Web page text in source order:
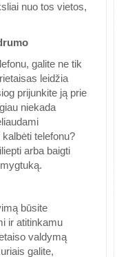
nuo tos vietos,
galite ne tik
leidžia
prijunkite ją prie
niekada
telefonu?
arba baigti
būsite
ir atitinkamu
valdymą
galite,